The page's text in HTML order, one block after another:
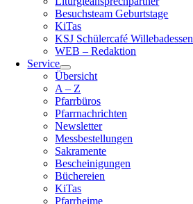
Besuchsteam Geburtstage
KiTas
KSJ Schülercafé Willebadessen
WEB – Redaktion
Service
Übersicht
A – Z
Pfarrbüros
Pfarrnachrichten
Newsletter
Messbestellungen
Sakramente
Bescheinigungen
Büchereien
KiTas
Pfarrheime